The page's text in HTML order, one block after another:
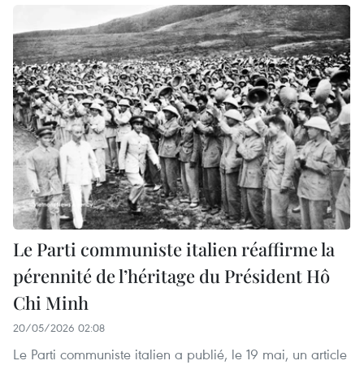
Le Parti communiste italien réaffirme la
pérennité de l’héritage du Président Hô
Chi Minh
20/05/2026 02:08
Le Parti communiste italien a publié, le 19 mai, un article